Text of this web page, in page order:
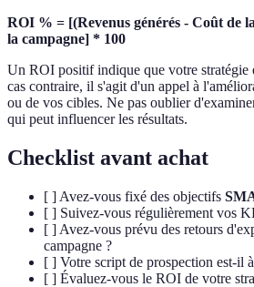
ROI % = [(Revenus générés - Coût de
la campagne] * 100
Un ROI positif indique que votre stratégie
cas contraire, il s'agit d'un appel à
ou de vos cibles. Ne pas oublier
qui peut influencer les résultats.
Checklist avant achat
[ ] Avez-vous fixé des objectifs
[ ] Suivez-vous régulièrement vos
[ ] Avez-vous prévu des retours
campagne ?
[ ] Votre script de prospection est-il
[ ] Évaluez-vous le ROI de votre